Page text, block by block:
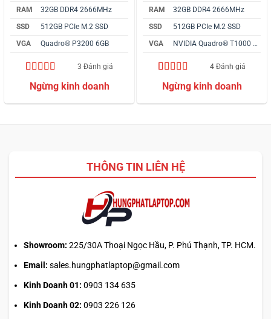
RAM
32GB DDR4 2666MHz
SSD
512GB PCIe M.2 SSD
VGA
Quadro® P3200 6GB
5.00 trên 5
dựa trên
3
3 Đánh giá
RAM
32GB DDR4 2666MHz
SSD
512GB PCIe M.2 SSD
VGA
NVIDIA Quadro® T1000 4GB
4.25 trên 5
dựa trên
4
4 Đánh giá
THÔNG TIN LIÊN HỆ
Showroom: 225/30A Thoại Ngọc Hầu, P. Phú Thạnh, TP. HCM.
Email: sales.hungphatlaptop@gmail.com
Kinh Doanh 01: 0903 134 635
Kinh Doanh 02: 0903 226 126